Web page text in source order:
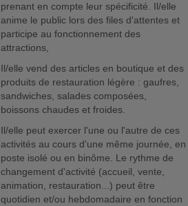
prenant en compte leur spécificité. Il/elle
anime le public lors des files d'attentes et
participe au fonctionnement des
attractions,
Il/elle vend des articles en boutique et des
produits de restauration légère : gaufres,
sandwiches, salades composées,
boissons chaudes et froides.
Il/elle peut exercer l'une ou l'autre de ces
activités au cours d'une même journée, en
poste isolé ou en binôme. Le rythme de
changement d'activité (accueil, vente,
animation, restauration...) peut être
quotidien et/ou hebdomadaire en fonction